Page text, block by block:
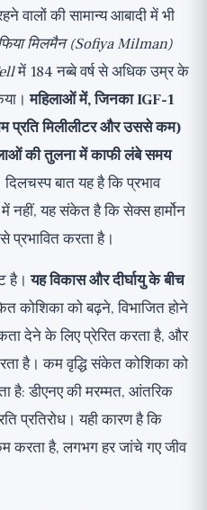
की सामान्य आबादी में भी
मिलमैन (Sofiya Milman)
में 184 नब्बे वर्ष से अधिक उम्र के
महिलाओं में, जिनका IGF-1
प्रति मिलीलीटर और उससे कम)
की तुलना में काफी लंबे समय
बात यह है कि प्रभाव
नहीं, यह संकेत है कि सेक्स हार्मोन
प्रभावित करता है।
है।यह विकास और दीर्घायु के बीच
कोशिका को बढ़ने, विभाजित होने
देने के लिए प्रेरित करता है, और
है। कम वृद्धि संकेत कोशिका को
है: डीएनए की मरम्मत, आंतरिक
प्रतिरोध। यही कारण है कि
करता है, लगभग हर जांचे गए जीव